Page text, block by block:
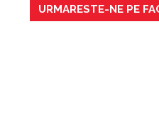
URMARESTE-NE PE